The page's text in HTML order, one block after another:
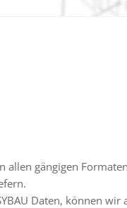
gängi­gen
Daten, können